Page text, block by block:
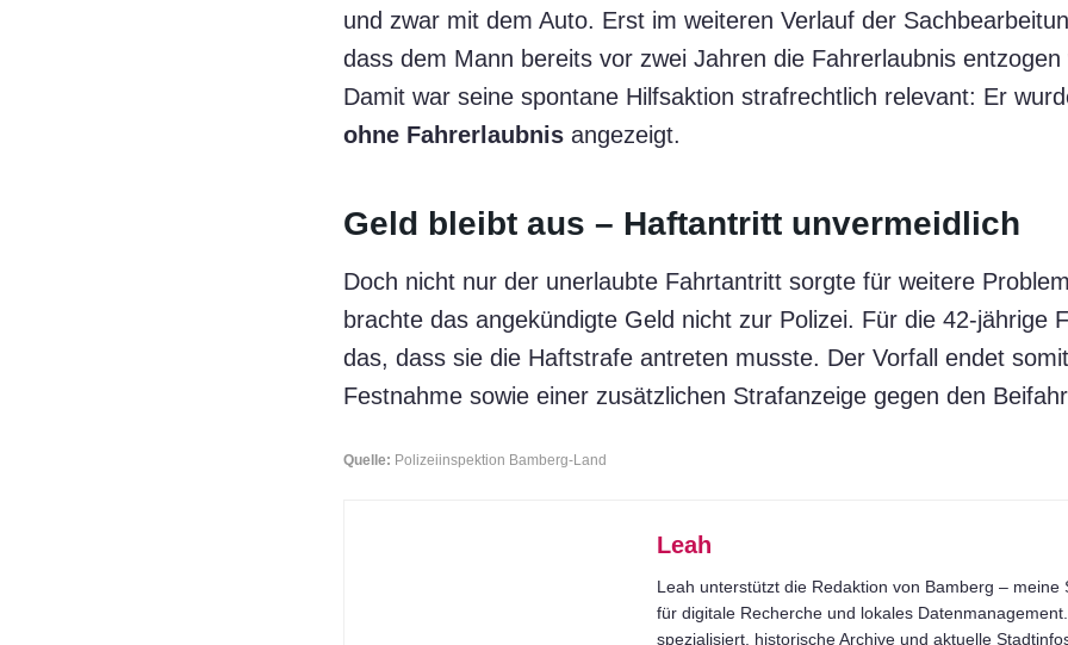
und zwar mit dem Auto. Erst im weiteren Verlauf der
dass dem Mann bereits vor zwei Jahren die Fahrerlaubnis entzogen
Damit war seine spontane Hilfsaktion strafrechtlich relevant: Er
ohne Fahrerlaubnis angezeigt.
Geld bleibt aus – Haftantritt unvermeidlich
Doch nicht nur der unerlaubte Fahrtantritt sorgte für weitere
brachte das angekündigte Geld nicht zur Polizei. Für die 42-jährige
das, dass sie die Haftstrafe antreten musste. Der Vorfall endet
Festnahme sowie einer zusätzlichen Strafanzeige gegen den
Quelle: Polizeiinspektion Bamberg-Land
Leah
Leah unterstützt die Redaktion von Bamberg – meine
für digitale Recherche und lokales
spezialisiert, historische Archive und aktuelle